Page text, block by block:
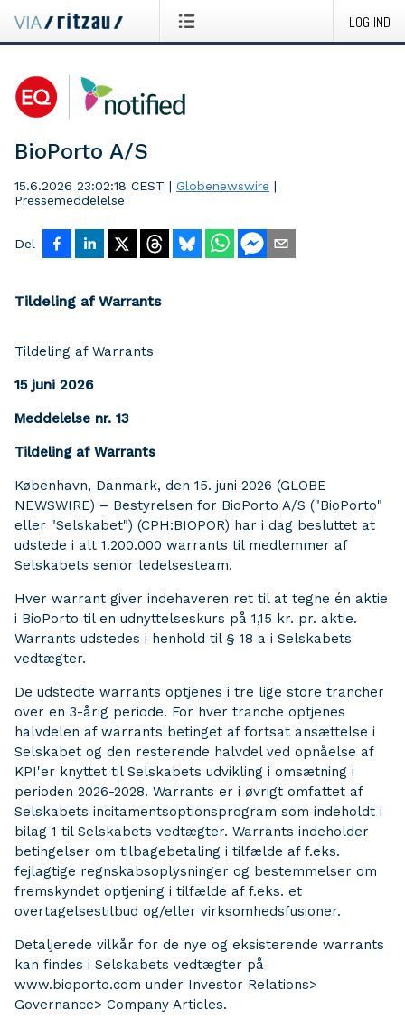
LOG IND
BioPorto A/S
15.6.2026 23:02:18 CEST | Globenewswire |
Pressemeddelelse
Del
Tildeling af Warrants
Tildeling af Warrants
15 juni 2026
Meddelelse nr. 13
Tildeling af Warrants
København, Danmark, den 15. juni 2026 (GLOBE
NEWSWIRE) – Bestyrelsen for BioPorto A/S ("BioPorto"
eller "Selskabet") (CPH:BIOPOR) har i dag besluttet at
udstede i alt 1.200.000 warrants til medlemmer af
Selskabets senior ledelsesteam.
Hver warrant giver indehaveren ret til at tegne én aktie
i BioPorto til en udnyttelseskurs på 1,15 kr. pr. aktie.
Warrants udstedes i henhold til § 18 a i Selskabets
vedtægter.
De udstedte warrants optjenes i tre lige store trancher
over en 3-årig periode. For hver tranche optjenes
halvdelen af warrants betinget af fortsat ansættelse i
Selskabet og den resterende halvdel ved opnåelse af
KPI'er knyttet til Selskabets udvikling i omsætning i
perioden 2026-2028. Warrants er i øvrigt omfattet af
Selskabets incitamentsoptionsprogram som indeholdt i
bilag 1 til Selskabets vedtægter. Warrants indeholder
betingelser om tilbagebetaling i tilfælde af f.eks.
fejlagtige regnskabsoplysninger og bestemmelser om
fremskyndet optjening i tilfælde af f.eks. et
overtagelsestilbud og/eller virksomhedsfusioner.
Detaljerede vilkår for de nye og eksisterende warrants
kan findes i Selskabets vedtægter på
www.bioporto.com under Investor Relations>
Governance> Company Articles.